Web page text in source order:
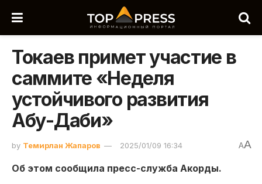
Токаев примет участие в
саммите «Неделя
устойчивого развития
Абу-Даби»
by Темирлан Жапаров 2025/01/09 16:34 AA
Об этом сообщила пресс-служба Акорды.